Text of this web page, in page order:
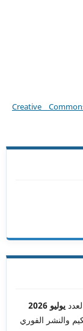
Creative
يوليو 2026
والنشر الفوري